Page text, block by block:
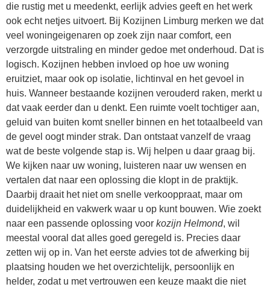
die rustig met u meedenkt, eerlijk advies geeft en het werk
ook echt netjes uitvoert. Bij Kozijnen Limburg merken we dat
veel woningeigenaren op zoek zijn naar comfort, een
verzorgde uitstraling en minder gedoe met onderhoud. Dat is
logisch. Kozijnen hebben invloed op hoe uw woning
eruitziet, maar ook op isolatie, lichtinval en het gevoel in
huis. Wanneer bestaande kozijnen verouderd raken, merkt u
dat vaak eerder dan u denkt. Een ruimte voelt tochtiger aan,
geluid van buiten komt sneller binnen en het totaalbeeld van
de gevel oogt minder strak. Dan ontstaat vanzelf de vraag
wat de beste volgende stap is. Wij helpen u daar graag bij.
We kijken naar uw woning, luisteren naar uw wensen en
vertalen dat naar een oplossing die klopt in de praktijk.
Daarbij draait het niet om snelle verkooppraat, maar om
duidelijkheid en vakwerk waar u op kunt bouwen. Wie zoekt
naar een passende oplossing voor kozijn Helmond, wil
meestal vooral dat alles goed geregeld is. Precies daar
zetten wij op in. Van het eerste advies tot de afwerking bij
plaatsing houden we het overzichtelijk, persoonlijk en
helder, zodat u met vertrouwen een keuze maakt die niet